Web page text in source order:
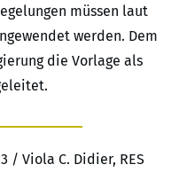
müssen laut
werden. Dem
die Vorlage als
/ Viola C. Didier, RES